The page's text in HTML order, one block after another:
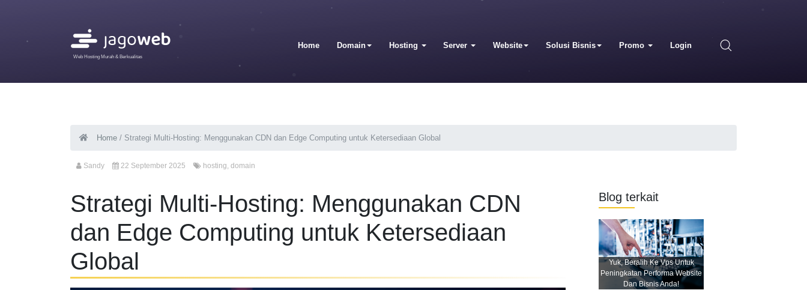
Web Hosting Murah & Berkualitas
Home Domain Hosting Server Website Solusi Bisnis Promo Login
Home / Strategi Multi-Hosting: Menggunakan CDN dan Edge Computing untuk Ketersediaan Global
Sandy 22 September 2025 hosting, domain
Strategi Multi-Hosting: Menggunakan CDN
dan Edge Computing untuk Ketersediaan
Global
Blog terkait
Yuk, Beralih Ke Vps Untuk
Peningkatan Performa Website
Dan Bisnis Anda!